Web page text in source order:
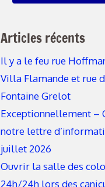
Articles récents
Il y a le feu rue
Villa Flamande et rue
Fontaine Grelot
Exceptionnellement –
notre lettre
juillet 2026
Ouvrir la salle des
24h/24h lors des